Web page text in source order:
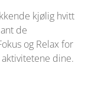
kjølig hvitt
de
og Relax for
dine.